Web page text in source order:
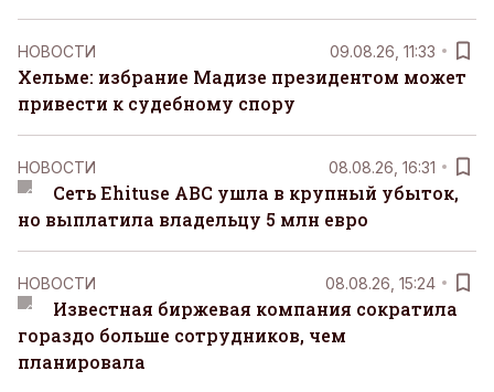
НОВОСТИ 09.08.26, 11:33
Хельме: избрание Мадизе президентом может
привести к судебному спору
НОВОСТИ 08.08.26, 16:31
Сеть Ehituse ABC ушла в крупный убыток,
но выплатила владельцу 5 млн евро
НОВОСТИ 08.08.26, 15:24
Известная биржевая компания сократила
гораздо больше сотрудников, чем
планировала